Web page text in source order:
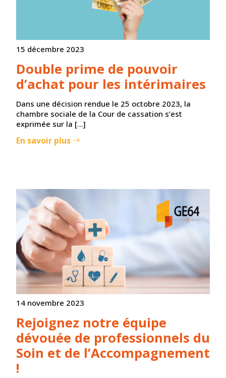
15 décembre 2023
Double prime de pouvoir
d’achat pour les intérimaires
Dans une décision rendue le 25 octobre 2023, la
chambre sociale de la Cour de cassation s’est
exprimée sur la […]
En savoir plus
14 novembre 2023
Rejoignez notre équipe
dévouée de professionnels du
Soin et de l’Accompagnement
!